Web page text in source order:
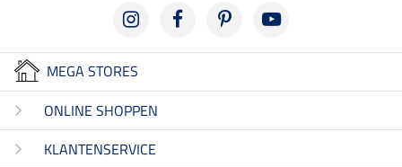
MEGA STORES
ONLINE SHOPPEN
KLANTENSERVICE